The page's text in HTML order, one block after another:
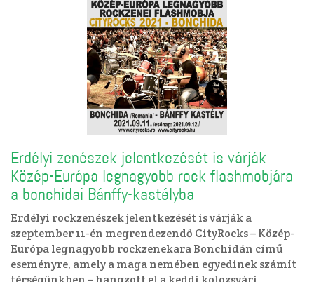
Erdélyi zenészek jelentkezését is várják
Közép-Európa legnagyobb rock flashmobjára
a bonchidai Bánffy-kastélyba
Erdélyi rockzenészek jelentkezését is várják a
szeptember 11-én megrendezendő CityRocks – Közép-
Európa legnagyobb rockzenekara Bonchidán című
eseményre, amely a maga nemében egyedinek számít